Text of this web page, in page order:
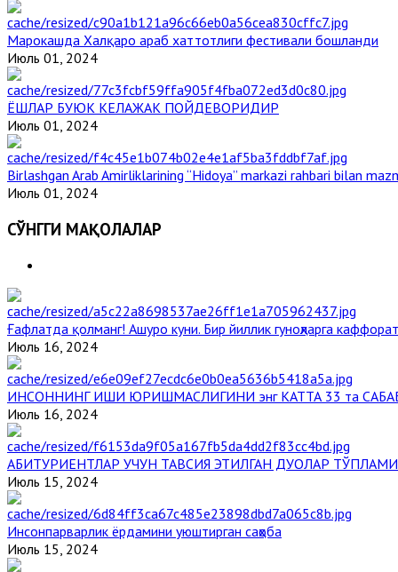
Марокашда Халқаро араб хаттотлиги фестивали бошланди
Июль 01, 2024
ЁШЛАР БУЮК КЕЛАЖАК ПОЙДЕВОРИДИР
Июль 01, 2024
Birlashgan Arab Amirliklarining “Hidoya” markazi rahbari bilan
Июль 01, 2024
СЎНГГИ МАҚОЛАЛАР
Ғафлатда қолманг! Ашуро куни. Бир йиллик гуноҳларга
Июль 16, 2024
ИНСОННИНГ ИШИ ЮРИШМАСЛИГИНИ энг КАТТА 33 та
Июль 16, 2024
АБИТУРИЕНТЛАР УЧУН ТАВСИЯ ЭТИЛГАН ДУОЛАР ТЎПЛАМИ
Июль 15, 2024
Инсонпарварлик ёрдамини уюштирган саҳоба
Июль 15, 2024